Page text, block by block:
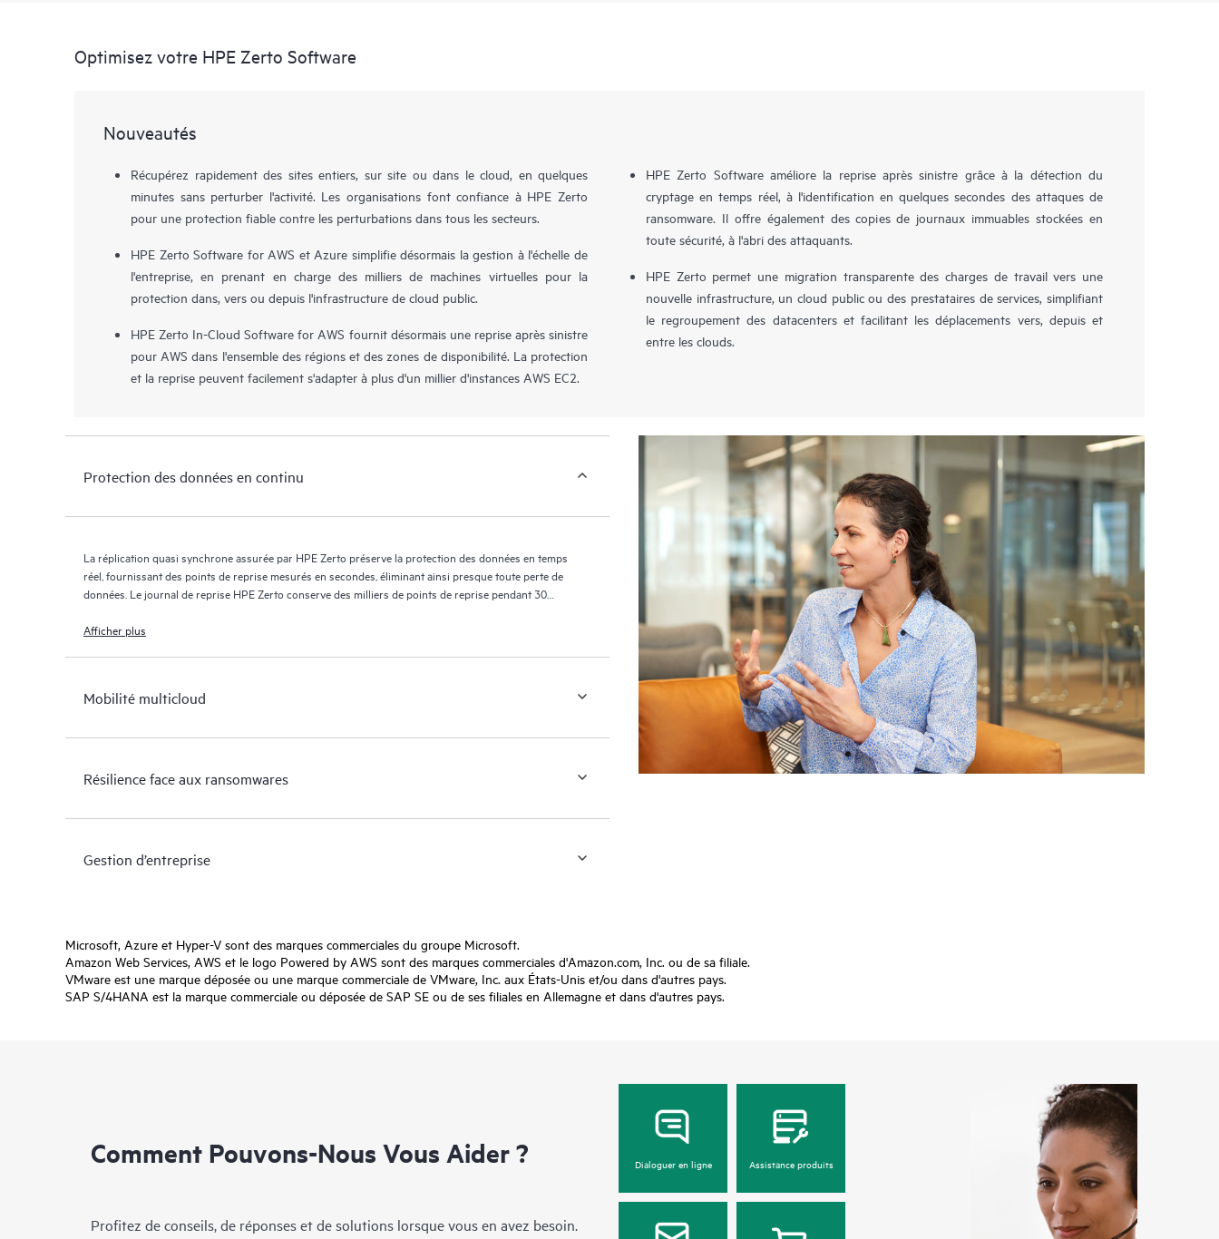
Optimisez votre HPE Zerto Software
Nouveautés
Récupérez rapidement des sites entiers, sur site ou dans le cloud, en quelques
minutes sans perturber l'activité. Les organisations font confiance à HPE Zerto
pour une protection fiable contre les perturbations dans tous les secteurs.
HPE Zerto Software for AWS et Azure simplifie désormais la gestion à l'échelle de
l'entreprise, en prenant en charge des milliers de machines virtuelles pour la
protection dans, vers ou depuis l'infrastructure de cloud public.
HPE Zerto In-Cloud Software for AWS fournit désormais une reprise après sinistre
pour AWS dans l'ensemble des régions et des zones de disponibilité. La protection
et la reprise peuvent facilement s'adapter à plus d'un millier d'instances AWS EC2.
HPE Zerto Software améliore la reprise après sinistre grâce à la détection du
cryptage en temps réel, à l'identification en quelques secondes des attaques de
ransomware. Il offre également des copies de journaux immuables stockées en
toute sécurité, à l'abri des attaquants.
HPE Zerto permet une migration transparente des charges de travail vers une
nouvelle infrastructure, un cloud public ou des prestataires de services, simplifiant
le regroupement des datacenters et facilitant les déplacements vers, depuis et
entre les clouds.
Protection des données en continu
La réplication quasi synchrone assurée par HPE Zerto préserve la protection des données en temps
réel, fournissant des points de reprise mesurés en secondes, éliminant ainsi presque toute perte de
données. Le journal de reprise HPE Zerto conserve des milliers de points de reprise pendant 30
Afficher plus
Mobilité multicloud
Résilience face aux ransomwares
Gestion d’entreprise
Microsoft, Azure et Hyper-V sont des marques commerciales du groupe Microsoft.
Amazon Web Services, AWS et le logo Powered by AWS sont des marques commerciales d'Amazon.com, Inc. ou de sa filiale.
VMware est une marque déposée ou une marque commerciale de VMware, Inc. aux États-Unis et/ou dans d'autres pays.
SAP S/4HANA est la marque commerciale ou déposée de SAP SE ou de ses filiales en Allemagne et dans d'autres pays.
Comment Pouvons-Nous Vous Aider ?
Profitez de conseils, de réponses et de solutions lorsque vous en avez besoin.
Dialoguer en ligne Assistance produits